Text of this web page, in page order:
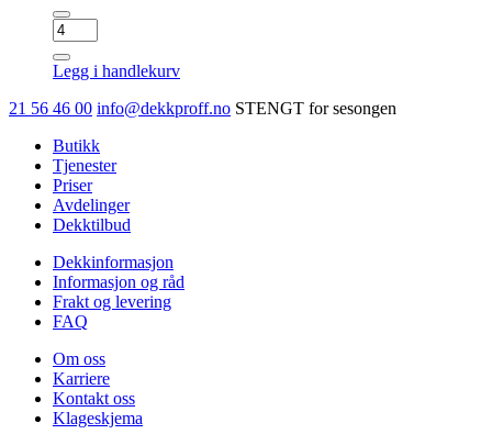
BOLT
17HEX
14X1.5X27
R14
ZS-
A
S/S
CAP
antall
Legg i handlekurv
21 56 46 00 info@dekkproff.no STENGT for sesongen
Butikk
Tjenester
Priser
Avdelinger
Dekktilbud
Dekkinformasjon
Informasjon og råd
Frakt og levering
FAQ
Om oss
Karriere
Kontakt oss
Klageskjema